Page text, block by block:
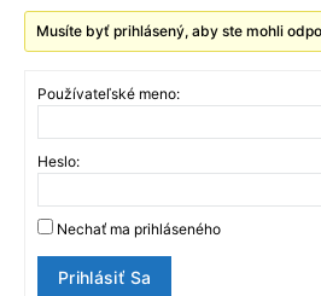
Musíte byť prihlásený, aby ste mohli
Používateľské meno:
Heslo:
Nechať ma prihláseného
Prihlásiť Sa